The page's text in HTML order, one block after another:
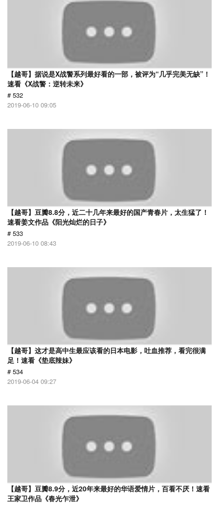
【越哥】据说是X战警系列最好看的一部，被评为“几乎完美无缺”！
速看《X战警：逆转未来》
# 532
2019-06-10 09:05
【越哥】豆瓣8.8分，近二十几年来最好的国产青春片，太生猛了！
速看姜文作品《阳光灿烂的日子》
# 533
2019-06-10 08:43
【越哥】这才是高中生最应该看的日本电影，吐血推荐，看完很满
足！速看《垫底辣妹》
# 534
2019-06-04 09:27
【越哥】豆瓣8.9分，近20年来最好的华语爱情片，百看不厌！速看
王家卫作品《春光乍泄》